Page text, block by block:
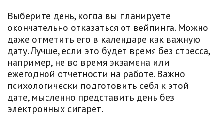
Выберите день, когда вы планируете
окончательно отказаться от вейпинга. Можно
даже отметить его в календаре как важную
дату. Лучше, если это будет время без стресса,
например, не во время экзамена или
ежегодной отчетности на работе. Важно
психологически подготовить себя к этой
дате, мысленно представить день без
электронных сигарет.